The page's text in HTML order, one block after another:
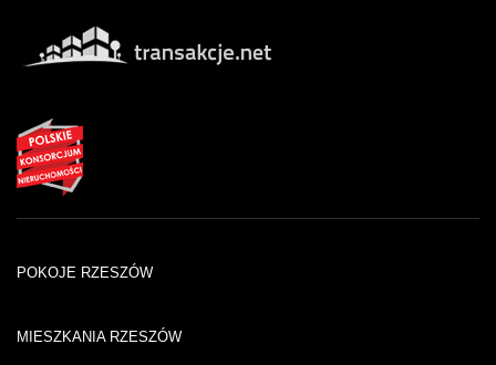
POKOJE RZESZÓW
MIESZKANIA RZESZÓW